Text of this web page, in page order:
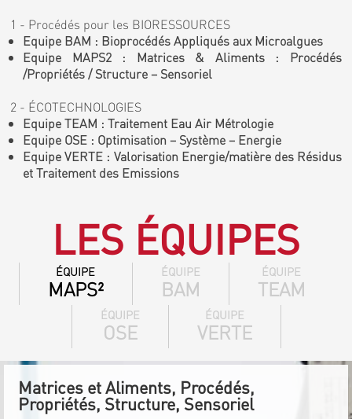
1 - Procédés pour les BIORESSOURCES
Equipe BAM : Bioprocédés Appliqués aux Microalgues
Equipe MAPS2 : Matrices & Aliments : Procédés
/Propriétés / Structure – Sensoriel
2 - ÉCOTECHNOLOGIES
Equipe TEAM : Traitement Eau Air Métrologie
Equipe OSE : Optimisation – Système – Energie
Equipe VERTE : Valorisation Energie/matière des Résidus
et Traitement des Emissions
LES ÉQUIPES
ÉQUIPE
MAPS²
ÉQUIPE
BAM
ÉQUIPE
TEAM
ÉQUIPE
OSE
ÉQUIPE
VERTE
Matrices et Aliments, Procédés,
Propriétés, Structure, Sensoriel